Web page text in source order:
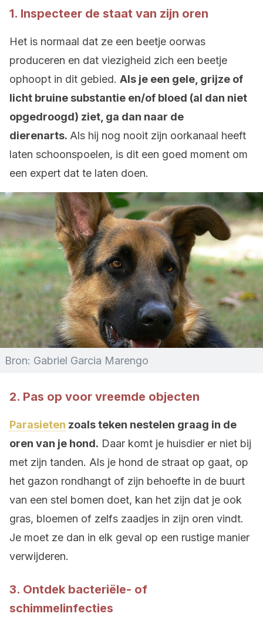
1. Inspecteer de staat van zijn oren
Het is normaal dat ze een beetje oorwas
produceren en dat viezigheid zich een beetje
ophoopt in dit gebied. Als je een gele, grijze of
licht bruine substantie en/of bloed (al dan niet
opgedroogd) ziet, ga dan naar de
dierenarts. Als hij nog nooit zijn oorkanaal heeft
laten schoonspoelen, is dit een goed moment om
een expert dat te laten doen.
Bron: Gabriel Garcia Marengo
2. Pas op voor vreemde objecten
Parasieten zoals teken nestelen graag in de
oren van je hond. Daar komt je huisdier er niet bij
met zijn tanden. Als je hond de straat op gaat, op
het gazon rondhangt of zijn behoefte in de buurt
van een stel bomen doet, kan het zijn dat je ook
gras, bloemen of zelfs zaadjes in zijn oren vindt.
Je moet ze dan in elk geval op een rustige manier
verwijderen.
3. Ontdek bacteriële- of
schimmelinfecties